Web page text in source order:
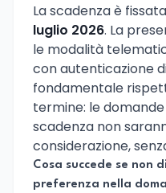
La scadenza è
luglio 2026. La
le modalità
con autenticazione
fondamentale
termine: le
scadenza non
considerazione,
Cosa succede se non
preferenza nella